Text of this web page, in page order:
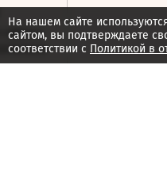
офисы
На нашем сайте
сайтом, вы подтверждаете
соответствии с Политикой в